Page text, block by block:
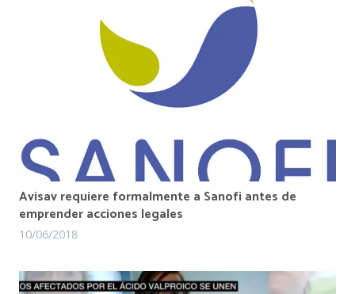
Avisav requiere formalmente a Sanofi antes de
emprender acciones legales
10/06/2018